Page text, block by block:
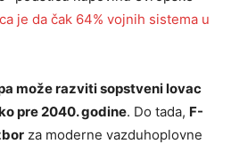
je da čak 64% vojnih sistema u
može razviti sopstveni lovac
pre 2040. godine. Do tada, F-
za moderne vazduhoplovne